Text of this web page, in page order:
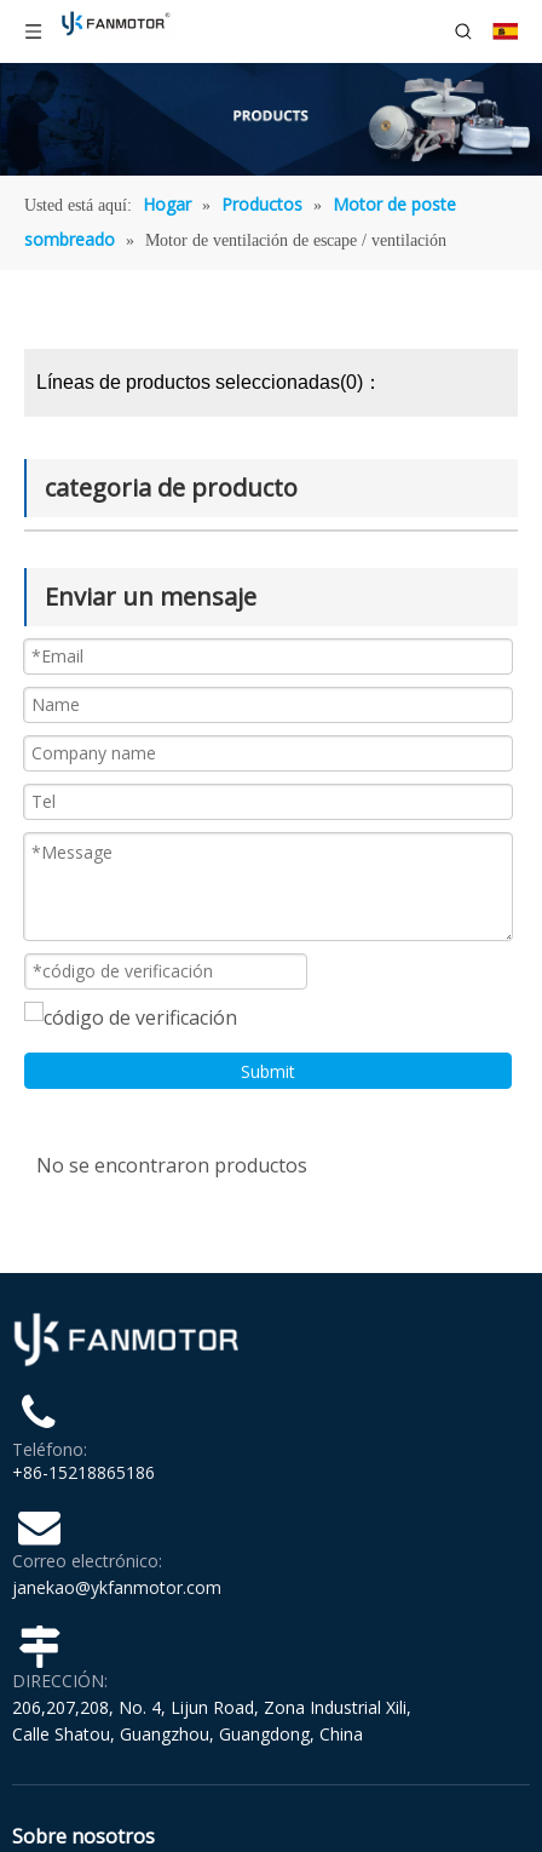
Usted está aquí: Hogar » Productos »
Motor de poste
sombreado » Motor de ventilación de escape / ventilación
Líneas de productos seleccionadas(0)：
categoria de producto
Enviar un mensaje
Submit
No se encontraron productos
Teléfono:
+86-15218865186
Correo electrónico:
janekao@ykfanmotor.com
DIRECCIÓN:
206,207,208, No. 4, Lijun Road, Zona Industrial Xili,
Calle Shatou, Guangzhou, Guangdong, China
Sobre nosotros